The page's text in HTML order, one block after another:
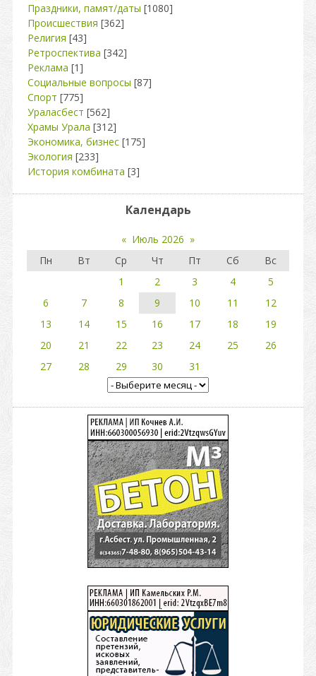
Праздники, памят/даты [1080]
Происшествия [362]
Религия [43]
Ретроспектива [342]
Реклама [1]
Социальные вопросы [87]
Спорт [775]
Ураласбест [562]
Храмы Урала [312]
Экономика, бизнес [175]
Экология [233]
История комбината [3]
Календарь
« Июль 2026 »
Пн
Вт Ср Чт Пт Сб
Вс
1
2 3 4
5
6
7 8 9 10 11
12
13
14 15 16 17 18
19
20
21 22 23 24 25
26
27
28 29 30 31